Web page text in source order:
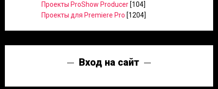
Проекты ProShow Producer [104]
Проекты для Premiere Pro [1204]
Вход на сайт